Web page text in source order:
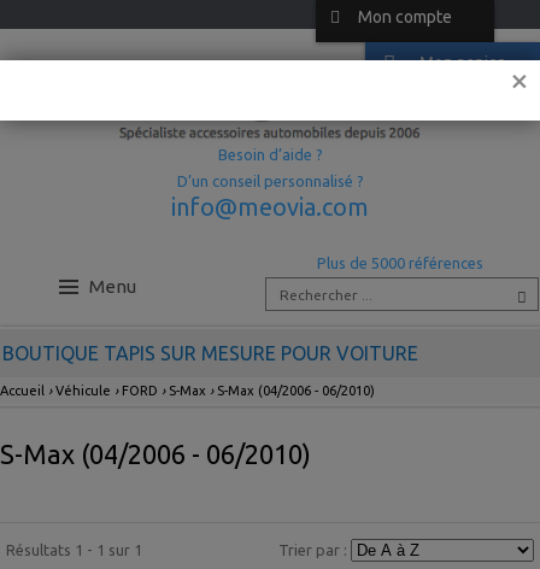
×
Mon compte
Mon panier
Besoin d’aide ?
D’un conseil personnalisé ?
info@meovia.com
Menu
Plus de 5000 références
BOUTIQUE TAPIS SUR MESURE POUR VOITURE
Accueil ›Véhicule › FORD › S-Max › S-Max (04/2006 - 06/2010)
S-Max (04/2006 - 06/2010)
Résultats 1 - 1 sur 1 Trier par :